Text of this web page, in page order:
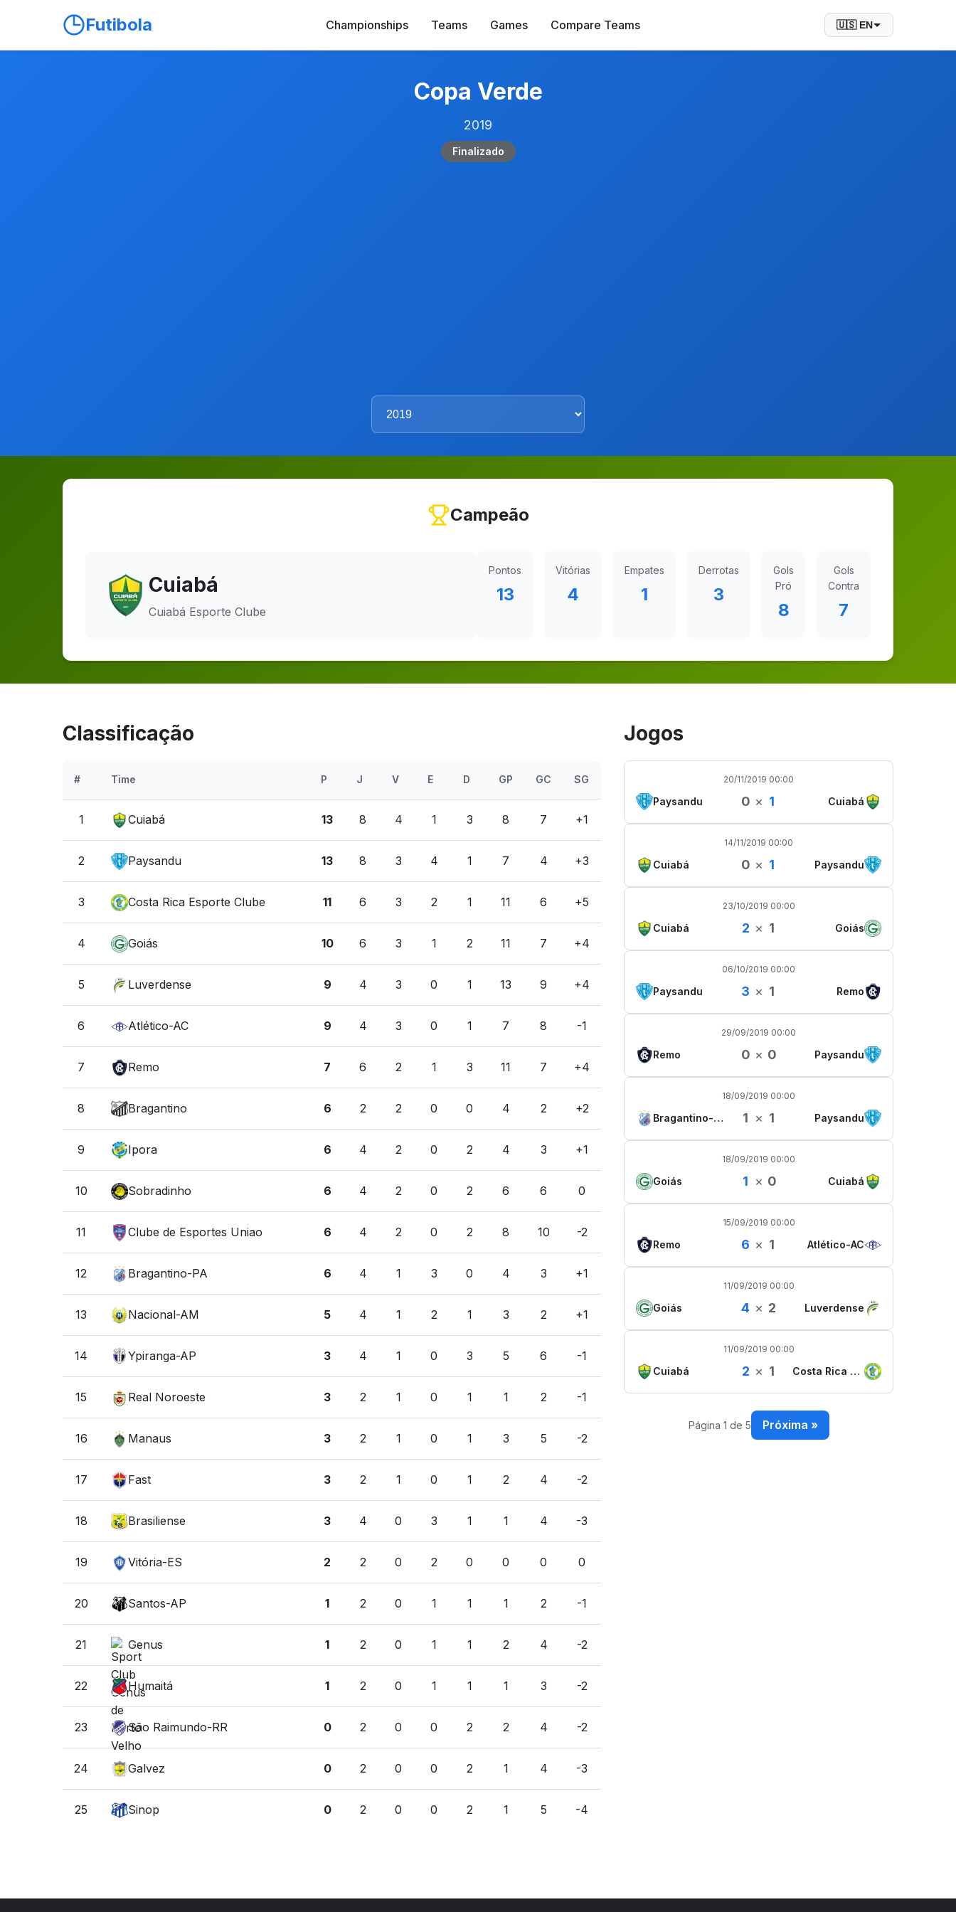
Futibola Championships Teams Games Compare Teams 🇺🇸 EN
Copa Verde
2019
Finalizado
Campeão
Cuiabá
Cuiabá Esporte Clube
Pontos
13
Vitórias
4
Empates
1
Derrotas
3
Gols
Pró
8
Gols
Contra
7
Classificação
# Time P J V E D GP GC SG
1 Cuiabá 13 8 4 1 3 8 7 +1
2 Paysandu 13 8 3 4 1 7 4 +3
3 Costa Rica Esporte Clube 11 6 3 2 1 11 6 +5
4 Goiás 10 6 3 1 2 11 7 +4
5 Luverdense 9 4 3 0 1 13 9 +4
6 Atlético-AC 9 4 3 0 1 7 8 -1
7 Remo 7 6 2 1 3 11 7 +4
8 Bragantino 6 2 2 0 0 4 2 +2
9 Ipora 6 4 2 0 2 4 3 +1
10 Sobradinho 6 4 2 0 2 6 6 0
11 Clube de Esportes Uniao 6 4 2 0 2 8 10 -2
12 Bragantino-PA 6 4 1 3 0 4 3 +1
13 Nacional-AM 5 4 1 2 1 3 2 +1
14 Ypiranga-AP 3 4 1 0 3 5 6 -1
15 Real Noroeste 3 2 1 0 1 1 2 -1
16 Manaus 3 2 1 0 1 3 5 -2
17 Fast 3 2 1 0 1 2 4 -2
18 Brasiliense 3 4 0 3 1 1 4 -3
19 Vitória-ES 2 2 0 2 0 0 0 0
20 Santos-AP 1 2 0 1 1 1 2 -1
21 Genus 1 2 0 1 1 2 4 -2
22 Humaitá 1 2 0 1 1 1 3 -2
23 São Raimundo-RR 0 2 0 0 2 2 4 -2
24 Galvez 0 2 0 0 2 1 4 -3
25 Sinop 0 2 0 0 2 1 5 -4
Jogos
20/11/2019 00:00
Paysandu 0 × 1 Cuiabá
14/11/2019 00:00
Cuiabá 0 × 1 Paysandu
23/10/2019 00:00
Cuiabá 2 × 1 Goiás
06/10/2019 00:00
Paysandu 3 × 1 Remo
29/09/2019 00:00
Remo 0 × 0 Paysandu
18/09/2019 00:00
Bragantino-PA 1 × 1 Paysandu
18/09/2019 00:00
Goiás 1 × 0 Cuiabá
15/09/2019 00:00
Remo 6 × 1 Atlético-AC
11/09/2019 00:00
Goiás 4 × 2 Luverdense
11/09/2019 00:00
Cuiabá 2 × 1 Costa Rica Esporte Clube
Página 1 de 5 Próxima »